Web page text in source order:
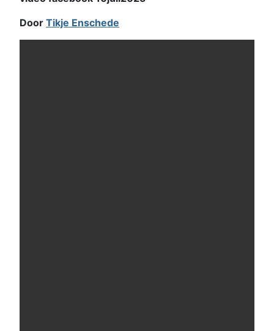
Door Tikje Enschede